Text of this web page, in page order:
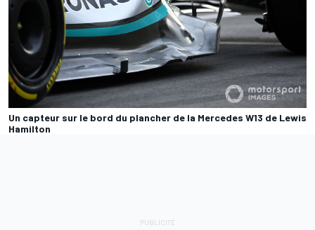
Un capteur sur le bord du plancher de la Mercedes W13 de Lewis
Hamilton